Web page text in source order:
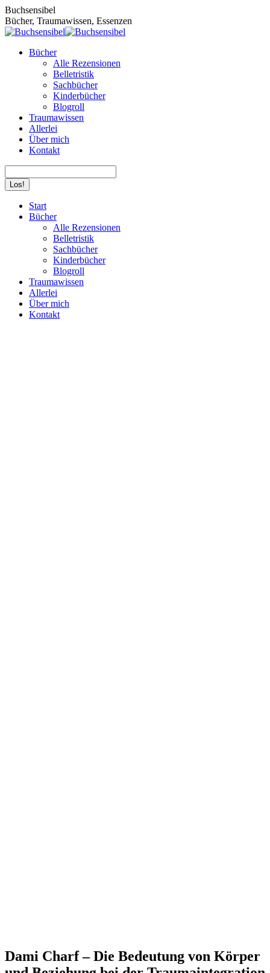
Zum
Inhalt
springen
Buchsensibel
Bücher, Traumawissen, Essenzen
Bücher
Alle Rezensionen
Belletristik
Sachbücher
Kinderbücher
Blogroll
Traumawissen
Allerlei
Über mich
Kontakt
page
opens
page
opens
Start
Bücher
Alle Rezensionen
Belletristik
Sachbücher
Kinderbücher
Blogroll
Traumawissen
Allerlei
Über mich
Kontakt
Dami Charf – Die Bedeutung von Körper